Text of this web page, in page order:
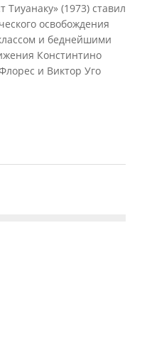
(1973) ставил
освобождения
и беднейшими
Констинтино
и Виктор Уго